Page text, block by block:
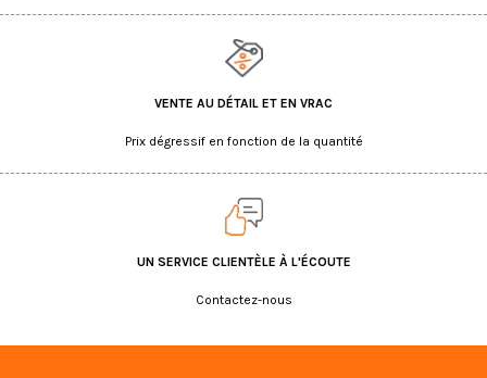
VENTE AU DÉTAIL ET EN VRAC
Prix dégressif en fonction de la quantité
UN SERVICE CLIENTÈLE À L'ÉCOUTE
Contactez-nous